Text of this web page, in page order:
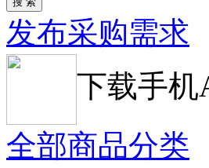
发布采购需求
下载手机
全部商品分类